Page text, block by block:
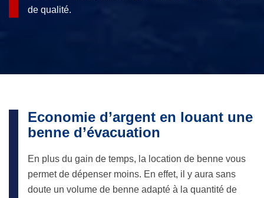
de qualité.
Economie d’argent en louant une
benne d’évacuation
En plus du gain de temps, la location de benne vous
permet de dépenser moins. En effet, il y aura sans
doute un volume de benne adapté à la quantité de